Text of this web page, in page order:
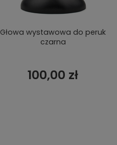
Głowa wystawowa do peruk
czarna
100,00 zł